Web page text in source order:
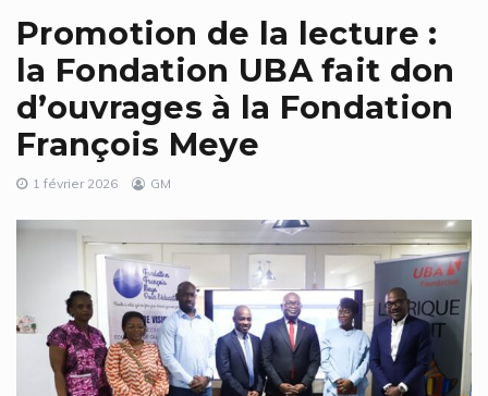
Promotion de la lecture :
la Fondation UBA fait don
d’ouvrages à la Fondation
François Meye
1 février 2026 GM